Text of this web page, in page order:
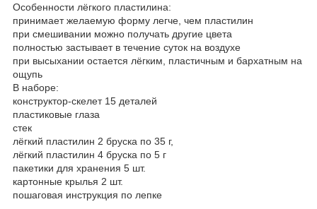
Особенности лёгкого пластилина:
принимает желаемую форму легче, чем пластилин
при смешивании можно получать другие цвета
полностью застывает в течение суток на воздухе
при высыхании остается лёгким, пластичным и бархатным на
ощупь
В наборе:
конструктор-скелет 15 деталей
пластиковые глаза
стек
лёгкий пластилин 2 бруска по 35 г,
лёгкий пластилин 4 бруска по 5 г
пакетики для хранения 5 шт.
картонные крылья 2 шт.
пошаговая инструкция по лепке